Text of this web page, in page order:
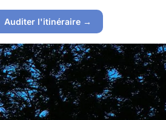
Auditer l'itinéraire →